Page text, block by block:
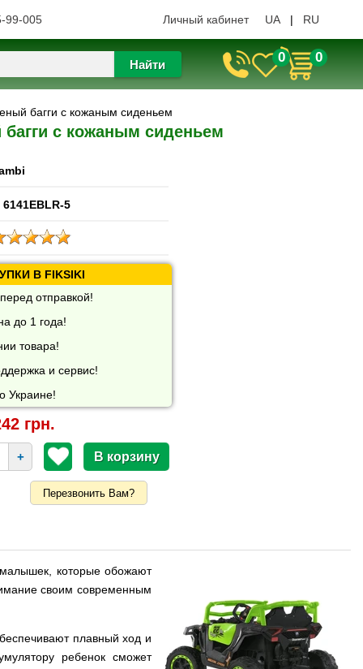
99-005 Личный кабинет UA | RU
Найти 0 0
багги с кожаным сиденьем
багги с кожаным сиденьем
6141EBLR-5
В FIKSIKI
отправкой!
до 1 года!
товара!
и сервис!
Украине!
грн.
+
Перезвонить Вам?
которые обожают
своим современным
плавный ход и
ребенок сможет